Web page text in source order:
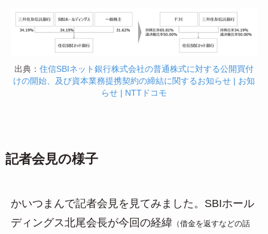
出典： 住信SBIネット銀行株式会社の普通株式に対する公開買付
けの開始、及び資本業務提携契約の締結に関するお知らせ | お知
らせ | NTTドコモ
記者会見の様子
かいつまんで記者会見を見てみました。SBIホール
ディングス北尾会長が今回の経緯（借金を返すなどの話